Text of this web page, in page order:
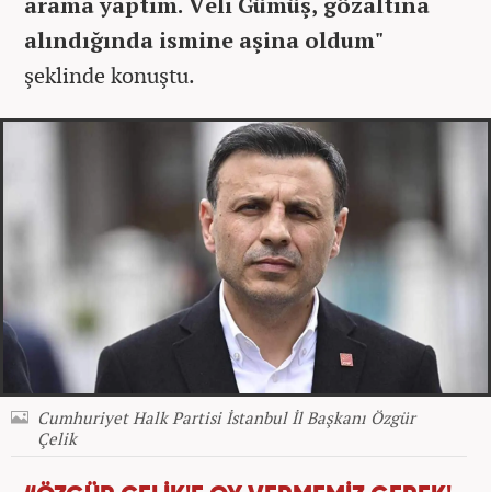
alındığında ismine aşina oldum"
şeklinde konuştu.
Cumhuriyet Halk Partisi İstanbul İl Başkanı Özgür
Çelik